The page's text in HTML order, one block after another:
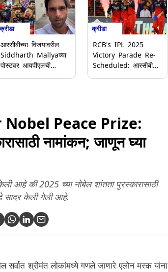
क्रीडा
आरसीबीच्या विजयावरील
Siddharth Mallyaच्या
पोस्टवर आयपीएलची
क्रीडा
RCB's IPL 2025
Victory Parade Re-
Scheduled: आरसीबीचे
Peace Prize:
नामांकन; जाणून घ्या
आहे की 2025 च्या नोबेल शांतता पुरस्कारासाठी
सादर केली गेली आहे.
श्रीमंत लोकांमध्ये गणले जाणारे एलोन मस्क यांना